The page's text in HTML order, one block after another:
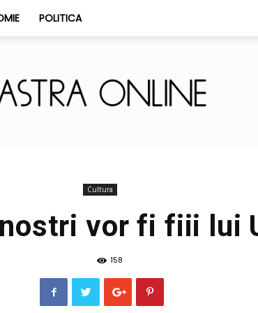
POLITICA
Cultura
vor fi fiii lui
158